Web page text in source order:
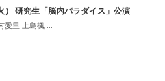
） 研究生「脳内パラダイス」公演
愛里 上島楓 ...